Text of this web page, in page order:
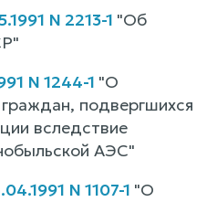
N 2213-1 "Об
N 1244-1 "О
подвергшихся
вследствие
АЭС"
N 1107-1 "О